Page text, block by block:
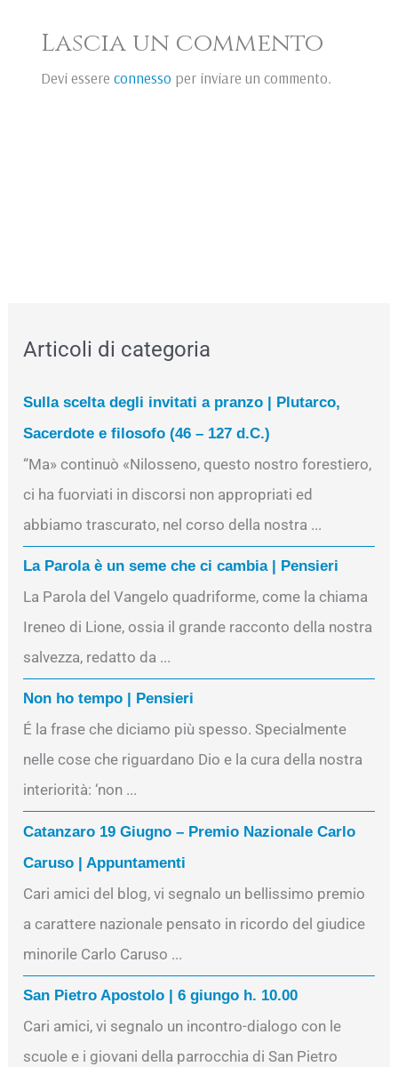
Lascia un commento
Devi essere connesso per inviare un commento.
Articoli di categoria
Sulla scelta degli invitati a pranzo | Plutarco,
Sacerdote e filosofo (46 – 127 d.C.)
“Ma» continuò «Nilosseno, questo nostro forestiero,
ci ha fuorviati in discorsi non appropriati ed
abbiamo trascurato, nel corso della nostra ...
La Parola è un seme che ci cambia | Pensieri
La Parola del Vangelo quadriforme, come la chiama
Ireneo di Lione, ossia il grande racconto della nostra
salvezza, redatto da ...
Non ho tempo | Pensieri
É la frase che diciamo più spesso. Specialmente
nelle cose che riguardano Dio e la cura della nostra
interiorità: ‘non ...
Catanzaro 19 Giugno – Premio Nazionale Carlo
Caruso | Appuntamenti
Cari amici del blog, vi segnalo un bellissimo premio
a carattere nazionale pensato in ricordo del giudice
minorile Carlo Caruso ...
San Pietro Apostolo | 6 giungo h. 10.00
Cari amici, vi segnalo un incontro-dialogo con le
scuole e i giovani della parrocchia di San Pietro